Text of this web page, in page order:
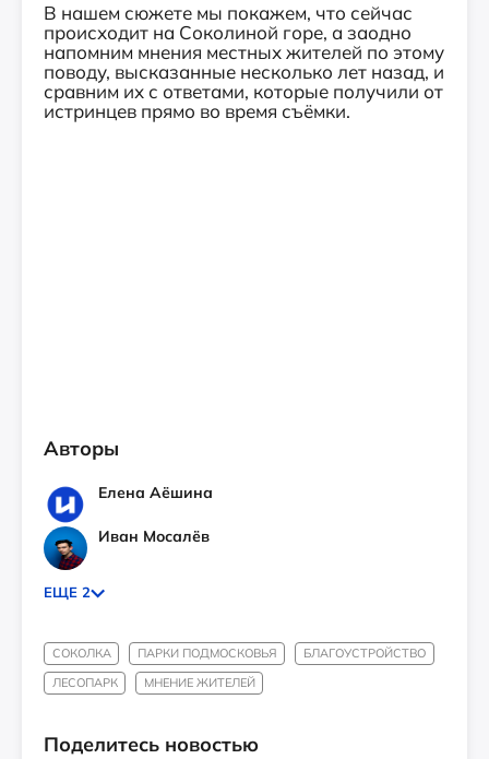
В нашем сюжете мы покажем, что сейчас
происходит на Соколиной горе, а заодно
напомним мнения местных жителей по этому
поводу, высказанные несколько лет назад, и
сравним их с ответами, которые получили от
истринцев прямо во время съёмки.
Авторы
Елена Аёшина
Иван Мосалёв
ЕЩЕ 2
СОКОЛКА ПАРКИ ПОДМОСКОВЬЯ
БЛАГОУСТРОЙСТВО
ЛЕСОПАРК
МНЕНИЕ ЖИТЕЛЕЙ
Поделитесь новостью